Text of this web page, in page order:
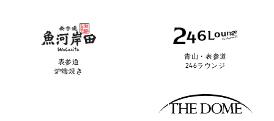
表参道
炉端焼き
青山・表参道
246ラウンジ